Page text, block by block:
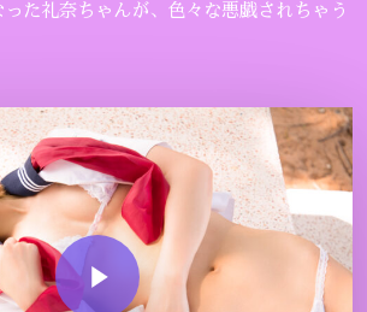
た礼奈ちゃんが、色々な悪戯されちゃう
Play Video